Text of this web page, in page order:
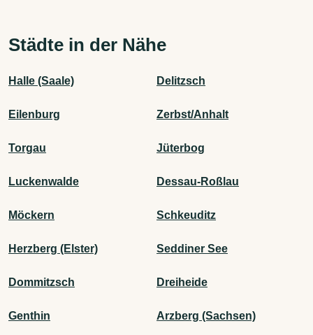
Städte in der Nähe
Halle (Saale) Delitzsch
Eilenburg Zerbst/Anhalt
Torgau Jüterbog
Luckenwalde Dessau-Roßlau
Möckern Schkeuditz
Herzberg (Elster) Seddiner See
Dommitzsch Dreiheide
Genthin Arzberg (Sachsen)